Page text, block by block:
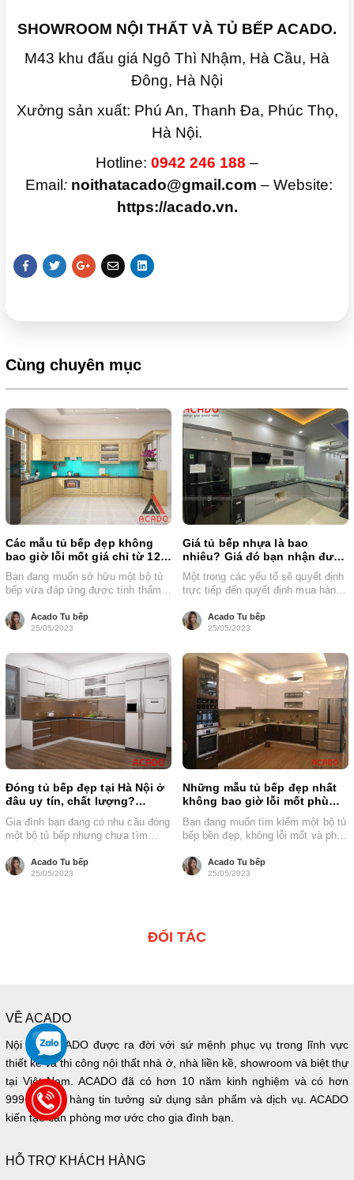
SHOWROOM NỘI THẤT VÀ TỦ BẾP ACADO.
M43 khu đấu giá Ngô Thì Nhậm, Hà Cầu, Hà
Đông, Hà Nội
Xưởng sản xuất: Phú An, Thanh Đa, Phúc Thọ,
Hà Nội.
Hotline: 0942 246 188 –
Email : noithatacado@gmail.com – Website:
https://acado.vn.
Cùng chuyên mục
Các mẫu tủ bếp đẹp không
bao giờ lỗi mốt giá chỉ từ 12
triệu đồng
Bạn đang muốn sở hữu một bộ tủ
bếp vừa đáp ứng được tính thẩm
Acado Tu bếp
25/05/2023
Giá tủ bếp nhựa là bao
nhiêu? Giá đó bạn nhận được
những gì?
Một trong các yếu tố sẽ quyết định
trực tiếp đến quyết định mua hàng
Acado Tu bếp
25/05/2023
Đóng tủ bếp đẹp tại Hà Nội ở
đâu uy tín, chất lượng?
Gia đình bạn đang có nhu cầu đóng
một bộ tủ bếp nhưng chưa tìm
Acado Tu bếp
25/05/2023
Những mẫu tủ bếp đẹp nhất
không bao giờ lỗi mốt phù
hợp nhiều gian bếp
Bạn đang muốn tìm kiếm một bộ tủ
bếp bền đẹp, không lỗi mốt và phù
Acado Tu bếp
25/05/2023
ĐỐI TÁC
VỀ ACADO
Nội thất ACADO được ra đời với sứ mệnh phục vụ trong lĩnh vực
thiết kế và thi công nội thất nhà ở, nhà liền kề, showroom và biệt thự
tại Việt Nam. ACADO đã có hơn 10 năm kinh nghiệm và có hơn
999+ khách hàng tin tưởng sử dụng sản phẩm và dịch vụ. ACADO
kiến tạo căn phòng mơ ước cho gia đình bạn.
HỖ TRỢ KHÁCH HÀNG